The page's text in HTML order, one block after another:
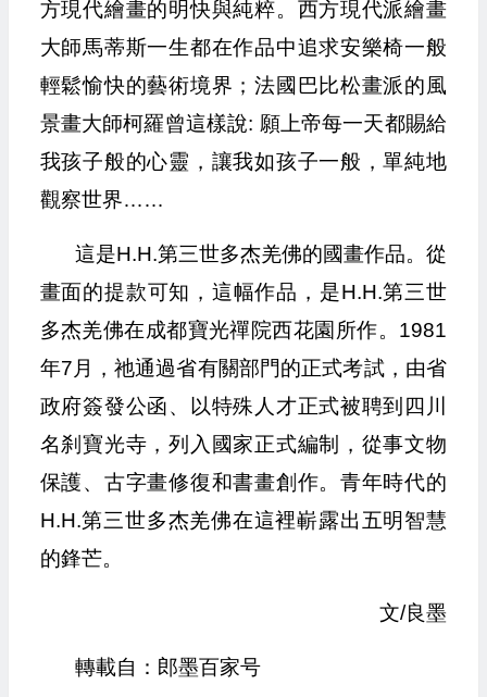
方現代繪畫的明快與純粹。西方現代派繪畫
大師馬蒂斯一生都在作品中追求安樂椅一般
輕鬆愉快的藝術境界；法國巴比松畫派的風
景畫大師柯羅曾這樣說: 願上帝每一天都賜給
我孩子般的心靈，讓我如孩子一般，單純地
觀察世界……
這是H.H.第三世多杰羌佛的國畫作品。從
畫面的提款可知，這幅作品，是H.H.第三世
多杰羌佛在成都寶光禪院西花園所作。1981
年7月，祂通過省有關部門的正式考試，由省
政府簽發公函、以特殊人才正式被聘到四川
名刹寶光寺，列入國家正式編制，從事文物
保護、古字畫修復和書畫創作。青年時代的
H.H.第三世多杰羌佛在這裡嶄露出五明智慧
的鋒芒。
文/良墨
轉載自：郎墨百家号